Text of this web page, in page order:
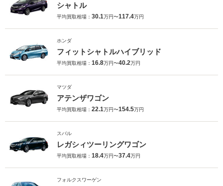
シャトル
平均買取相場： 30.1万円〜117.4万円
ホンダ
フィットシャトルハイブリッド
平均買取相場： 16.8万円〜40.2万円
マツダ
アテンザワゴン
平均買取相場： 22.1万円〜154.5万円
スバル
レガシィツーリングワゴン
平均買取相場： 18.4万円〜37.4万円
フォルクスワーゲン